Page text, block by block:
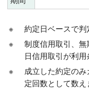
※
約定日ベースで判
※
制度信用取引、
日信用取引が利用
※
成立した約定の
定回数として数え